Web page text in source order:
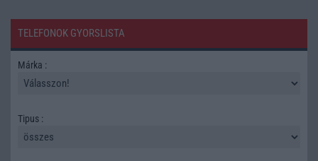
TELEFONOK GYORSLISTA
Márka :
Tipus :